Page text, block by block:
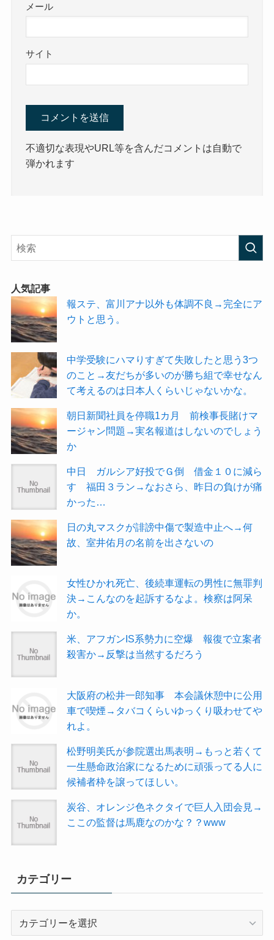
メール
サイト
不適切な表現やURL等を含んだコメントは自動で
弾かれます
人気記事
報ステ、富川アナ以外も体調不良→完全にア
ウトと思う。
中学受験にハマりすぎて失敗したと思う3つ
のこと→友だちが多いのが勝ち組で幸せなん
て考えるのは日本人くらいじゃないかな。
朝日新聞社員を停職1カ月 前検事長賭けマ
ージャン問題→実名報道はしないのでしょう
か
中日 ガルシア好投でＧ倒 借金１０に減ら
す 福田３ラン→なおさら、昨日の負けが痛
かった…
日の丸マスクが誹謗中傷で製造中止へ→何
故、室井佑月の名前を出さないの
女性ひかれ死亡、後続車運転の男性に無罪判
決→こんなのを起訴するなよ。検察は阿呆
か。
米、アフガンIS系勢力に空爆 報復で立案者
殺害か→反撃は当然するだろう
大阪府の松井一郎知事 本会議休憩中に公用
車で喫煙→タバコくらいゆっくり吸わせてや
れよ。
松野明美氏が参院選出馬表明→もっと若くて
一生懸命政治家になるために頑張ってる人に
候補者枠を譲ってほしい。
炭谷、オレンジ色ネクタイで巨人入団会見→
ここの監督は馬鹿なのかな？？www
カテゴリー